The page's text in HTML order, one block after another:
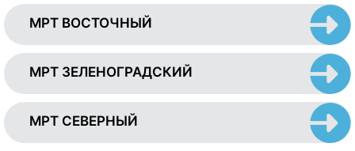
МРТ ВОСТОЧНЫЙ
МРТ ЗЕЛЕНОГРАДСКИЙ
МРТ СЕВЕРНЫЙ